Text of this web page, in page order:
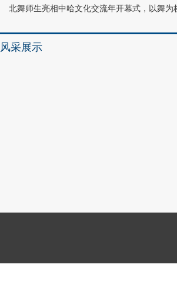
北舞师生亮相中哈文化交流年开幕式，以舞为
风采展示